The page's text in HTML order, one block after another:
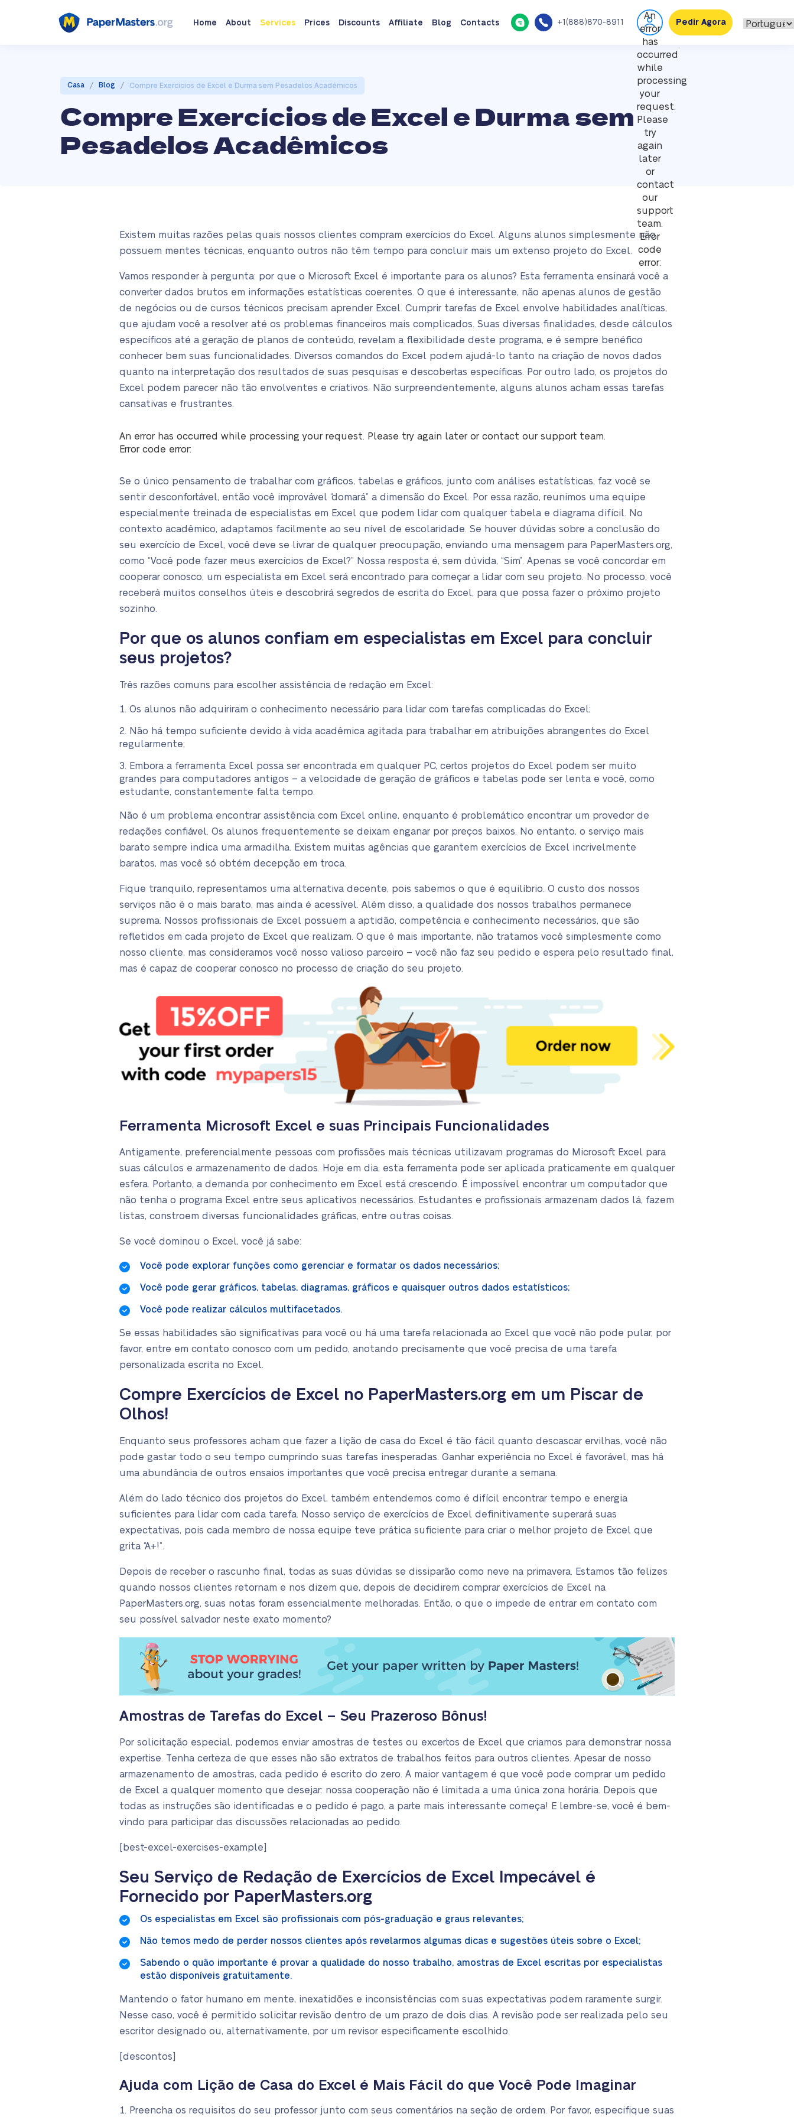
Home About Services Prices Discounts Affiliate Blog Contacts +1(888)870-8911
An
error
has
occurred
while
processing
your
request.
Please
try
again
later
or
contact
our
support
team.
Error
code
error:
Pedir Agora
Casa / Blog / Compre Exercícios de Excel e Durma sem Pesadelos Acadêmicos
Compre Exercícios de Excel e Durma sem
Pesadelos Acadêmicos
Existem muitas razões pelas quais nossos clientes compram exercícios do Excel. Alguns alunos simplesmente não
possuem mentes técnicas, enquanto outros não têm tempo para concluir mais um extenso projeto do Excel.
Vamos responder à pergunta: por que o Microsoft Excel é importante para os alunos? Esta ferramenta ensinará você a
converter dados brutos em informações estatísticas coerentes. O que é interessante, não apenas alunos de gestão
de negócios ou de cursos técnicos precisam aprender Excel. Cumprir tarefas de Excel envolve habilidades analíticas,
que ajudam você a resolver até os problemas financeiros mais complicados. Suas diversas finalidades, desde cálculos
específicos até a geração de planos de conteúdo, revelam a flexibilidade deste programa, e é sempre benéfico
conhecer bem suas funcionalidades. Diversos comandos do Excel podem ajudá-lo tanto na criação de novos dados
quanto na interpretação dos resultados de suas pesquisas e descobertas específicas. Por outro lado, os projetos do
Excel podem parecer não tão envolventes e criativos. Não surpreendentemente, alguns alunos acham essas tarefas
cansativas e frustrantes.
An error has occurred while processing your request. Please try again later or contact our support team.
Error code error:
Se o único pensamento de trabalhar com gráficos, tabelas e gráficos, junto com análises estatísticas, faz você se
sentir desconfortável, então você improvável “domará” a dimensão do Excel. Por essa razão, reunimos uma equipe
especialmente treinada de especialistas em Excel que podem lidar com qualquer tabela e diagrama difícil. No
contexto acadêmico, adaptamos facilmente ao seu nível de escolaridade. Se houver dúvidas sobre a conclusão do
seu exercício de Excel, você deve se livrar de qualquer preocupação, enviando uma mensagem para PaperMasters.org,
como “Você pode fazer meus exercícios de Excel?” Nossa resposta é, sem dúvida, “Sim”. Apenas se você concordar em
cooperar conosco, um especialista em Excel será encontrado para começar a lidar com seu projeto. No processo, você
receberá muitos conselhos úteis e descobrirá segredos de escrita do Excel, para que possa fazer o próximo projeto
sozinho.
Por que os alunos confiam em especialistas em Excel para concluir
seus projetos?
Três razões comuns para escolher assistência de redação em Excel:
Os alunos não adquiriram o conhecimento necessário para lidar com tarefas complicadas do Excel;
Não há tempo suficiente devido à vida acadêmica agitada para trabalhar em atribuições abrangentes do Excel
regularmente;
Embora a ferramenta Excel possa ser encontrada em qualquer PC, certos projetos do Excel podem ser muito
grandes para computadores antigos – a velocidade de geração de gráficos e tabelas pode ser lenta e você, como
estudante, constantemente falta tempo.
Não é um problema encontrar assistência com Excel online, enquanto é problemático encontrar um provedor de
redações confiável. Os alunos frequentemente se deixam enganar por preços baixos. No entanto, o serviço mais
barato sempre indica uma armadilha. Existem muitas agências que garantem exercícios de Excel incrivelmente
baratos, mas você só obtém decepção em troca.
Fique tranquilo, representamos uma alternativa decente, pois sabemos o que é equilíbrio. O custo dos nossos
serviços não é o mais barato, mas ainda é acessível. Além disso, a qualidade dos nossos trabalhos permanece
suprema. Nossos profissionais de Excel possuem a aptidão, competência e conhecimento necessários, que são
refletidos em cada projeto de Excel que realizam. O que é mais importante, não tratamos você simplesmente como
nosso cliente, mas consideramos você nosso valioso parceiro – você não faz seu pedido e espera pelo resultado final,
mas é capaz de cooperar conosco no processo de criação do seu projeto.
Ferramenta Microsoft Excel e suas Principais Funcionalidades
Antigamente, preferencialmente pessoas com profissões mais técnicas utilizavam programas do Microsoft Excel para
suas cálculos e armazenamento de dados. Hoje em dia, esta ferramenta pode ser aplicada praticamente em qualquer
esfera. Portanto, a demanda por conhecimento em Excel está crescendo. É impossível encontrar um computador que
não tenha o programa Excel entre seus aplicativos necessários. Estudantes e profissionais armazenam dados lá, fazem
listas, constroem diversas funcionalidades gráficas, entre outras coisas.
Se você dominou o Excel, você já sabe:
Você pode explorar funções como gerenciar e formatar os dados necessários;
Você pode gerar gráficos, tabelas, diagramas, gráficos e quaisquer outros dados estatísticos;
Você pode realizar cálculos multifacetados.
Se essas habilidades são significativas para você ou há uma tarefa relacionada ao Excel que você não pode pular, por
favor, entre em contato conosco com um pedido, anotando precisamente que você precisa de uma tarefa
personalizada escrita no Excel.
Compre Exercícios de Excel no PaperMasters.org em um Piscar de
Olhos!
Enquanto seus professores acham que fazer a lição de casa do Excel é tão fácil quanto descascar ervilhas, você não
pode gastar todo o seu tempo cumprindo suas tarefas inesperadas. Ganhar experiência no Excel é favorável, mas há
uma abundância de outros ensaios importantes que você precisa entregar durante a semana.
Além do lado técnico dos projetos do Excel, também entendemos como é difícil encontrar tempo e energia
suficientes para lidar com cada tarefa. Nosso serviço de exercícios de Excel definitivamente superará suas
expectativas, pois cada membro de nossa equipe teve prática suficiente para criar o melhor projeto de Excel que
grita “A+!”.
Depois de receber o rascunho final, todas as suas dúvidas se dissiparão como neve na primavera. Estamos tão felizes
quando nossos clientes retornam e nos dizem que, depois de decidirem comprar exercícios de Excel na
PaperMasters.org, suas notas foram essencialmente melhoradas. Então, o que o impede de entrar em contato com
seu possível salvador neste exato momento?
Amostras de Tarefas do Excel – Seu Prazeroso Bônus!
Por solicitação especial, podemos enviar amostras de testes ou excertos de Excel que criamos para demonstrar nossa
expertise. Tenha certeza de que esses não são extratos de trabalhos feitos para outros clientes. Apesar de nosso
armazenamento de amostras, cada pedido é escrito do zero. A maior vantagem é que você pode comprar um pedido
de Excel a qualquer momento que desejar: nossa cooperação não é limitada a uma única zona horária. Depois que
todas as instruções são identificadas e o pedido é pago, a parte mais interessante começa! E lembre-se, você é bem-
vindo para participar das discussões relacionadas ao pedido.
[best-excel-exercises-example]
Seu Serviço de Redação de Exercícios de Excel Impecável é
Fornecido por PaperMasters.org
Os especialistas em Excel são profissionais com pós-graduação e graus relevantes;
Não temos medo de perder nossos clientes após revelarmos algumas dicas e sugestões úteis sobre o Excel;
Sabendo o quão importante é provar a qualidade do nosso trabalho, amostras de Excel escritas por especialistas
estão disponíveis gratuitamente.
Mantendo o fator humano em mente, inexatidões e inconsistências com suas expectativas podem raramente surgir.
Nesse caso, você é permitido solicitar revisão dentro de um prazo de dois dias. A revisão pode ser realizada pelo seu
escritor designado ou, alternativamente, por um revisor especificamente escolhido.
[descontos]
Ajuda com Lição de Casa do Excel é Mais Fácil do que Você Pode Imaginar
Preencha os requisitos do seu professor junto com seus comentários na seção de ordem. Por favor, especifique suas